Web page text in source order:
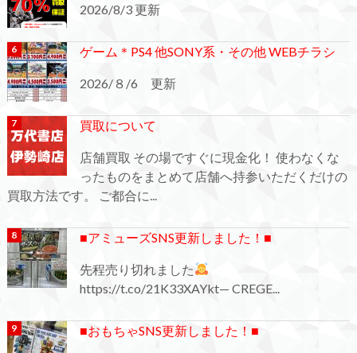
2026/8/3 更新
ゲーム＊PS4 他SONY系・その他 WEBチラシ
2026/８/6 更新
買取について
店舗買取 その場ですぐに現金化！ 使わなくな
ったものをまとめて店舗へ持参いただくだけの
買取方法です。 ご都合に...
■アミューズSNS更新しました！■
先程売り切れました
https://t.co/21K33XAYkt— CREGE...
■おもちゃSNS更新しました！■